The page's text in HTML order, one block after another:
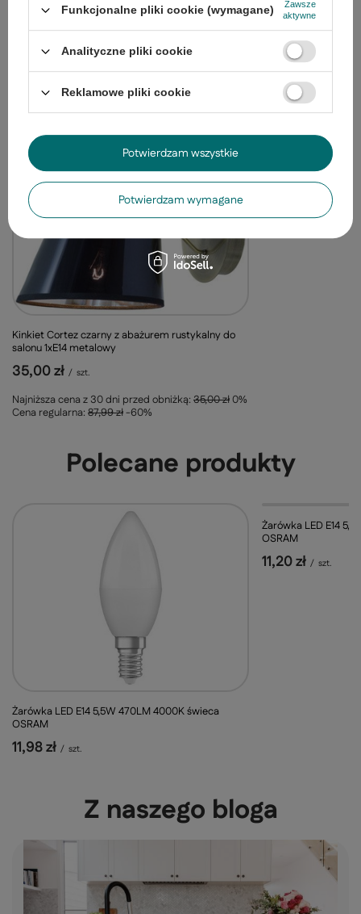
Lampa sufitowa Cortez z abażurami 3-punktowa
/ szt.
Najniższa cena z 30 dni przed obniżką:111,00 zł0%
Ostatnio oglądane
OKAZJA
Kinkiet Cortez czarny z abażurem rustykalny do
salonu 1xE14 metalowy
35,00 zł / szt.
Najniższa cena z 30 dni przed obniżką: 35,00 zł0%
Cena regularna: 87,99 zł-60%
Polecane produkty
Żarówka LED E14 5,5W 470LM 4000K świeca
OSRAM
11,98 zł / szt.
Żarówka LED E14
OSRAM
11,20 zł / szt.
Z naszego bloga
Funkcjonalne pliki cookie (wymagane)
Zawsze
aktywne
Analityczne pliki cookie
Reklamowe pliki cookie
Potwierdzam wymagane
Potwierdzam wszystkie